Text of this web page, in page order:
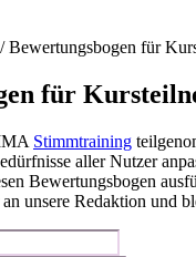
/ Bewertungsbogen für
für
Stimmtraining
aller Nutzer
Bewertungsbogen
unsere Redaktion und